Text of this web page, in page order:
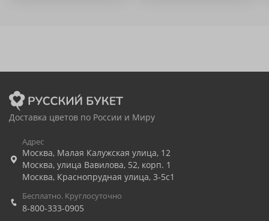
Доставка цветов по России и Миру
Адрес
Москва, Малая Калужская улица, 12
Москва, улица Вавилова, 52, корп. 1
Москва, Краснопрудная улица, 3-5с1
Бесплатно. Круглосуточно
8-800-333-0905